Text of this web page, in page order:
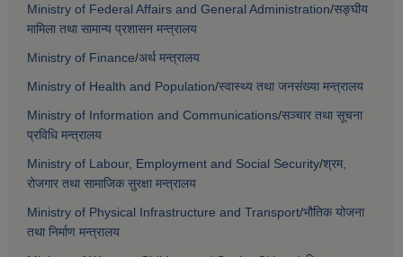
Ministry of Federal Affairs and General Administration/सङ्घीय
मामिला तथा सामान्य प्रशासन मन्त्रालय
Ministry of Finance/अर्थ मन्त्रालय
Ministry of Health and Population/स्वास्थ्य तथा जनसंख्या मन्त्रालय
Ministry of Information and Communications/सञ्चार तथा सूचना
प्रविधि मन्त्रालय
Ministry of Labour, Employment and Social Security/श्रम,
रोजगार तथा सामाजिक सुरक्षा मन्त्रालय
Ministry of Physical Infrastructure and Transport/भौतिक योजना
तथा निर्माण मन्त्रालय